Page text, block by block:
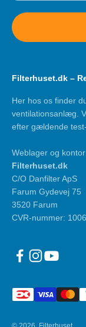
Filterhuset.dk –
Her hos os finder
ventilationsanlæg.
efter gældende
Weblager og kontor
Filterhuset.dk
C/O Danfilter ApS
Farum Gydevej 75
3520 Farum
CVR-nummer: